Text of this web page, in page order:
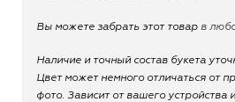
Вы можете забрать этот товар в
Наличие и точный состав букета
Цвет может немного отличаться от
фото. Зависит от вашего устройства